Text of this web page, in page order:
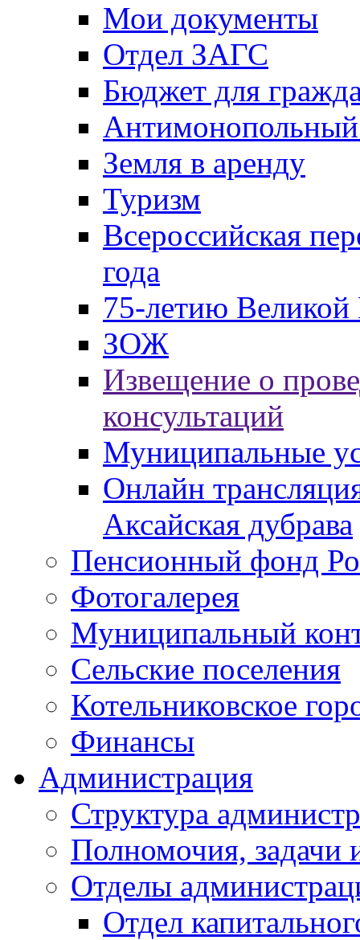
Мои документы
Отдел ЗАГС
Бюджет для
Антимонопольный
Земля в аренду
Туризм
Всероссийская
года
75-летию
ЗОЖ
Извещение о
консультаций
Муниципальные
Онлайн
Аксайская дубрава
Пенсионный фонд
Фотогалерея
Муниципальный
Сельские поселения
Котельниковское
Финансы
Администрация
Структура
Полномочия, задачи
Отделы
Отдел